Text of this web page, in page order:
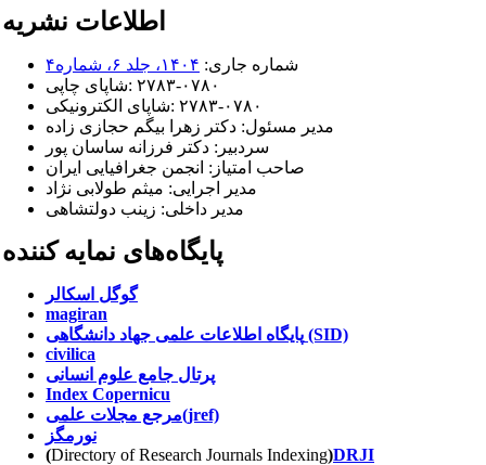
اطلاعات نشریه
شماره جاری: ۱۴۰۴، جلد ۶، شماره۴
شاپای چاپی: ۲۷۸۳-۰۷۸۰
شاپای الکترونیکی: ۲۷۸۳-۰۷۸۰
مدیر مسئول: دکتر زهرا بیگم حجازی زاده
سردبیر: دکتر فرزانه ساسان پور
صاحب امتیاز: انجمن جغرافیایی ایران
مدیر اجرایی: میثم طولابی نژاد
مدیر داخلی: زینب دولتشاهی
پایگاه‌های نمایه کننده
گوگل اسکالر
magiran
پایگاه اطلاعات علمی جهاد دانشگاهی (SID)
civilica
پرتال جامع علوم انسانی
Index Copernicu
مرجع مجلات علمی(jref)
نورمگز
(Directory of Research Journals Indexing)DRJI